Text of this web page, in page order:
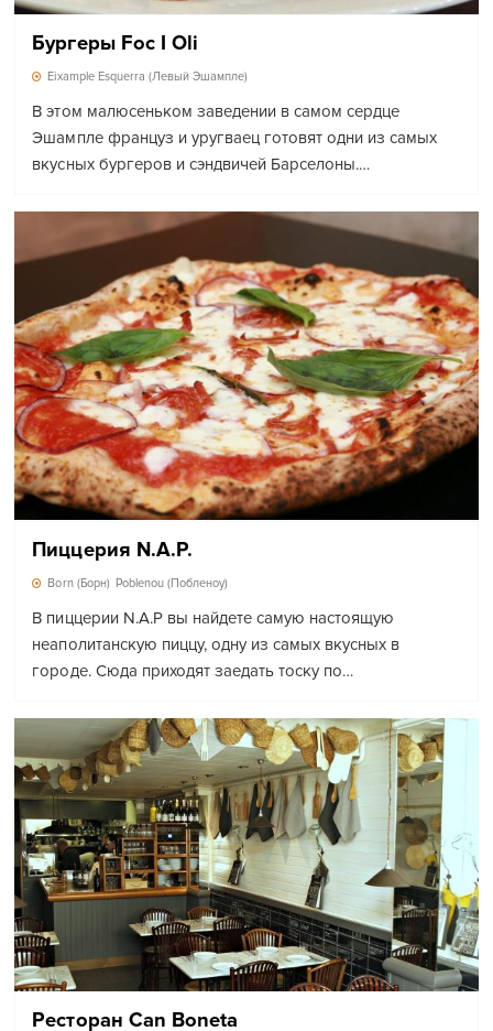
Бургеры Foc I Oli
Eixample Esquerra (Левый Эшампле)
В этом малюсеньком заведении в самом сердце
Эшампле француз и уругваец готовят одни из самых
вкусных бургеров и сэндвичей Барселоны.…
Пиццерия N.A.P.
Born (Борн) Poblenou (Побленоу)
В пиццерии N.A.P вы найдете самую настоящую
неаполитанскую пиццу, одну из самых вкусных в
городе. Сюда приходят заедать тоску по…
Ресторан Can Boneta